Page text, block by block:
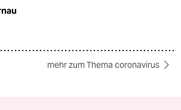
mehr zum Thema coronavirus